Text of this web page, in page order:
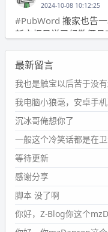
2024-10-08 10:12:25
#PubWord 搬家也告
新衣柜虽说已经散俩月
wdssmq
2024-09-23 21:00:49
#PubWord要不我每年
第1页https://www.
B%A8%E9%9B%86/
wdssmq
2024-09-23 20:58:40
#PubWord
条嘟？？？？
wdssmq
2024-09-15 10:32:07
#PubWordVSCode 内
最新留言
沉冰哥俺想你了
一般这个冷笑话都是在
等待更新
感谢分享
脚本 没了啊